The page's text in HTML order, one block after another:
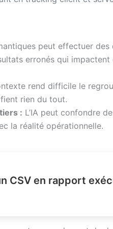
peut effectuer des
erronés qui impactent
rend difficile le
rien du tout.
: L’IA peut confondre
la réalité opérationnelle.
CSV en rapport